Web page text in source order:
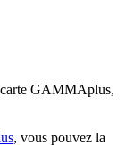
carte GAMMAplus,
, vous pouvez la